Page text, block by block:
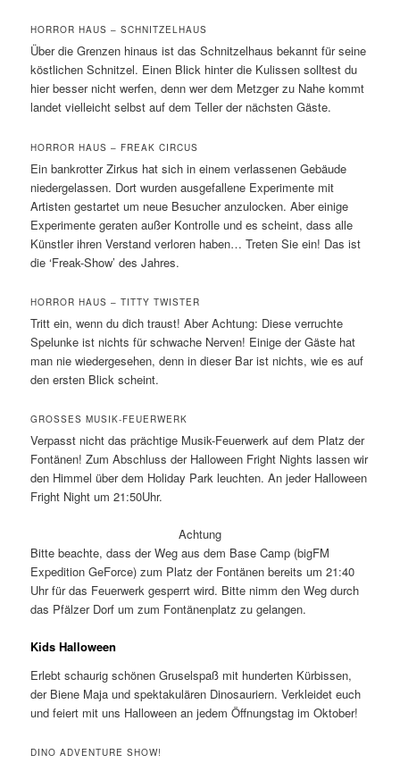
HORROR HAUS – SCHNITZELHAUS
Über die Grenzen hinaus ist das Schnitzelhaus bekannt für seine
köstlichen Schnitzel. Einen Blick hinter die Kulissen solltest du
hier besser nicht werfen, denn wer dem Metzger zu Nahe kommt
landet vielleicht selbst auf dem Teller der nächsten Gäste.
HORROR HAUS – FREAK CIRCUS
Ein bankrotter Zirkus hat sich in einem verlassenen Gebäude
niedergelassen. Dort wurden ausgefallene Experimente mit
Artisten gestartet um neue Besucher anzulocken. Aber einige
Experimente geraten außer Kontrolle und es scheint, dass alle
Künstler ihren Verstand verloren haben… Treten Sie ein! Das ist
die ‘Freak-Show’ des Jahres.
HORROR HAUS – TITTY TWISTER
Tritt ein, wenn du dich traust! Aber Achtung: Diese verruchte
Spelunke ist nichts für schwache Nerven! Einige der Gäste hat
man nie wiedergesehen, denn in dieser Bar ist nichts, wie es auf
den ersten Blick scheint.
GROSSES MUSIK-FEUERWERK
Verpasst nicht das prächtige Musik-Feuerwerk auf dem Platz der
Fontänen! Zum Abschluss der Halloween Fright Nights lassen wir
den Himmel über dem Holiday Park leuchten. An jeder Halloween
Fright Night um 21:50Uhr.
Achtung
Bitte beachte, dass der Weg aus dem Base Camp (bigFM
Expedition GeForce) zum Platz der Fontänen bereits um 21:40
Uhr für das Feuerwerk gesperrt wird. Bitte nimm den Weg durch
das Pfälzer Dorf um zum Fontänenplatz zu gelangen.
Kids Halloween
Erlebt schaurig schönen Gruselspaß mit hunderten Kürbissen,
der Biene Maja und spektakulären Dinosauriern. Verkleidet euch
und feiert mit uns Halloween an jedem Öffnungstag im Oktober!
DINO ADVENTURE SHOW!